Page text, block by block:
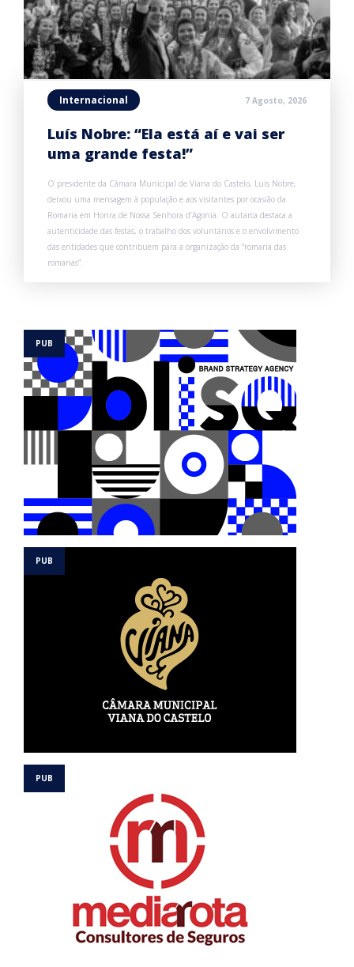
Internacional 7 Agosto, 2026
Luís Nobre: “Ela está aí e vai ser
uma grande festa!”
O presidente da Câmara Municipal de Viana do Castelo, Luís Nobre,
deixou uma mensagem à população e aos visitantes por ocasião da
Romaria em Honra de Nossa Senhora d’Agonia. O autarca destaca a
autenticidade das festas, o trabalho dos voluntários e o envolvimento
das entidades que contribuem para a organização da “romaria das
romarias”.